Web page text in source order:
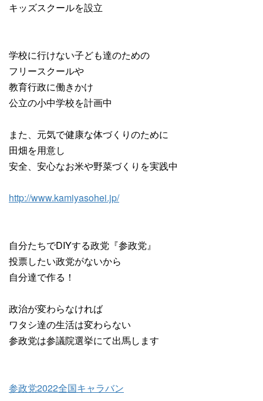
キッズスクールを設立
学校に行けない子ども達のための
フリースクールや
教育行政に働きかけ
公立の小中学校を計画中
また、元気で健康な体づくりのために
田畑を用意し
安全、安心なお米や野菜づくりを実践中
http://www.kamiyasohei.jp/
自分たちでDIYする政党『参政党』
投票したい政党がないから
自分達で作る！
政治が変わらなければ
ワタシ達の生活は変わらない
参政党は参議院選挙にて出馬します
参政党2022全国キャラバン